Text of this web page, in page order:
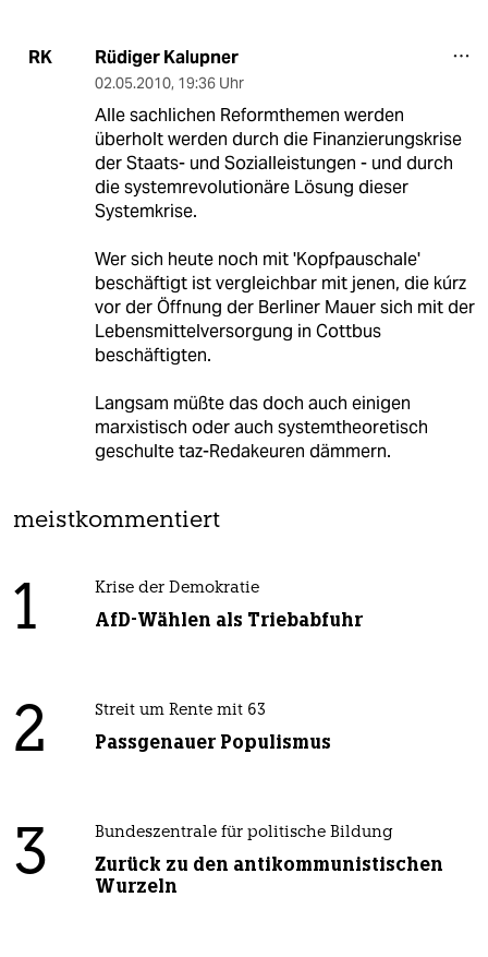
RK Rüdiger Kalupner
02.05.2010, 19:36 Uhr
Alle sachlichen Reformthemen werden
überholt werden durch die Finanzierungskrise
der Staats- und Sozialleistungen - und durch
die systemrevolutionäre Lösung dieser
Systemkrise.
Wer sich heute noch mit 'Kopfpauschale'
beschäftigt ist vergleichbar mit jenen, die kúrz
vor der Öffnung der Berliner Mauer sich mit der
Lebensmittelversorgung in Cottbus
beschäftigten.
Langsam müßte das doch auch einigen
marxistisch oder auch systemtheoretisch
geschulte taz-Redakeuren dämmern.
meistkommentiert
1 Krise der Demokratie
AfD-Wählen als Triebabfuhr
2 Streit um Rente mit 63
Passgenauer Populismus
3 Bundeszentrale für politische Bildung
Zurück zu den antikommunistischen
Wurzeln